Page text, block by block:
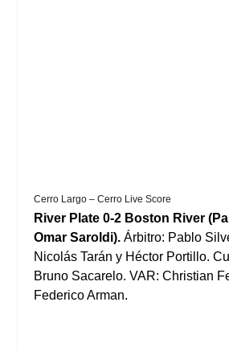
Cerro Largo – Cerro Live Score
River Plate 0-2 Boston River
Omar Saroldi). Árbitro: Pablo
Nicolás Tarán y Héctor Portillo.
Bruno Sacarelo. VAR: Christian
Federico Arman.